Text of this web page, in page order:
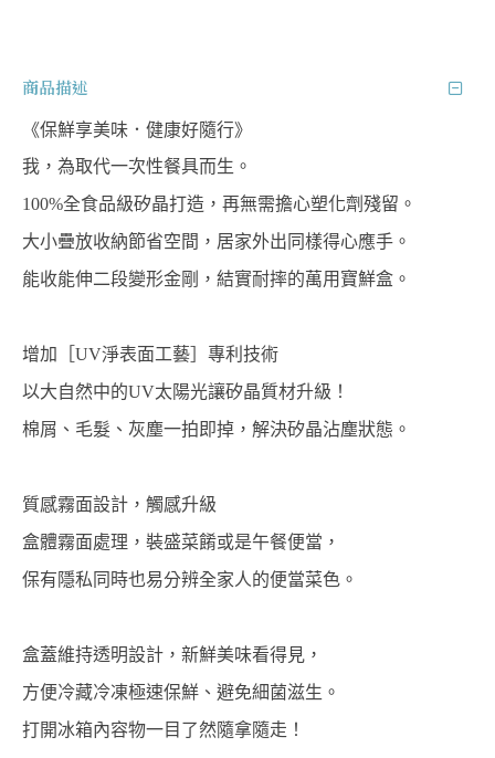
商品描述
《保鮮享美味．健康好隨行》
我，為取代一次性餐具而生。
100%全食品級矽晶打造，再無需擔心塑化劑殘留。
大小疊放收納節省空間，居家外出同樣得心應手。
能收能伸二段變形金剛，結實耐摔的萬用寶鮮盒。
增加［UV淨表面工藝］專利技術
以大自然中的UV太陽光讓矽晶質材升級！
棉屑、毛髮、灰塵一拍即掉，解決矽晶沾塵狀態。
質感霧面設計，觸感升級
盒體霧面處理，裝盛菜餚或是午餐便當，
保有隱私同時也易分辨全家人的便當菜色。
盒蓋維持透明設計，新鮮美味看得見，
方便冷藏冷凍極速保鮮、避免細菌滋生。
打開冰箱內容物一目了然隨拿隨走！